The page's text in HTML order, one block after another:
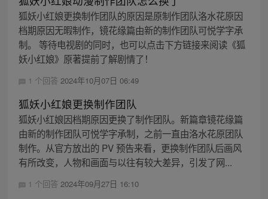
狐妖小红娘更换制作团队的原因是原制作团队洛水花原因
档期原因无暇制作，镜花缘篇由新的制作团队可悦学字承
制。 等待电视剧的同时，也可以点击下方链接来阅读《狐
妖小红娘》原著提前了解剧情了！
1 个回答 2024年10月07日 06:49
狐妖小红娘更换制作团队
狐妖小红娘因档期原因更换了制作团队。新篇章镜花缘篇
由新的制作团队可悦学字承制，之前一直由洛水花原团队
制作。从官方放出的 PV 预告来看，更换制作团队后画风
有所改变，人物和画面与以往有较大差异，引发了网...
1 个回答 2024年09月27日 16:10